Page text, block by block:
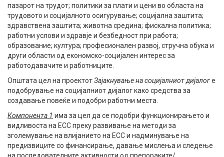
пазарот на трудот; политики за плати и цени во областа на
трудовото и социјалното осигурување; социјална заштита;
здравствена заштита; животна средина; фискална политика;
работни услови и здравје и безбедност при работа;
образование; култура; професионален развој, стручна обука и
други области од економско-социјален интерес за
работодавачите и работниците.
Општата цел на проектотЗајакнување на социјалниот дијалоге
подобрување на социјалниот дијалог како средства за
создавање повеќе и подобри работни места.
Компонента 1 има за цел да се подобри функционирањето и
видливоста на ЕСС преку развивање на методи за
зголемување на влијанието на ЕСС и надминување на
предизвиците со финансирање, давање мислења и следење
на последователните активности од препораките/